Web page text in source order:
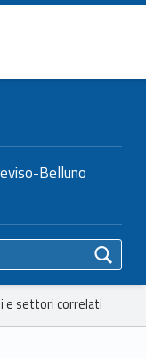
del Veneto
Belluno
e settori correlati